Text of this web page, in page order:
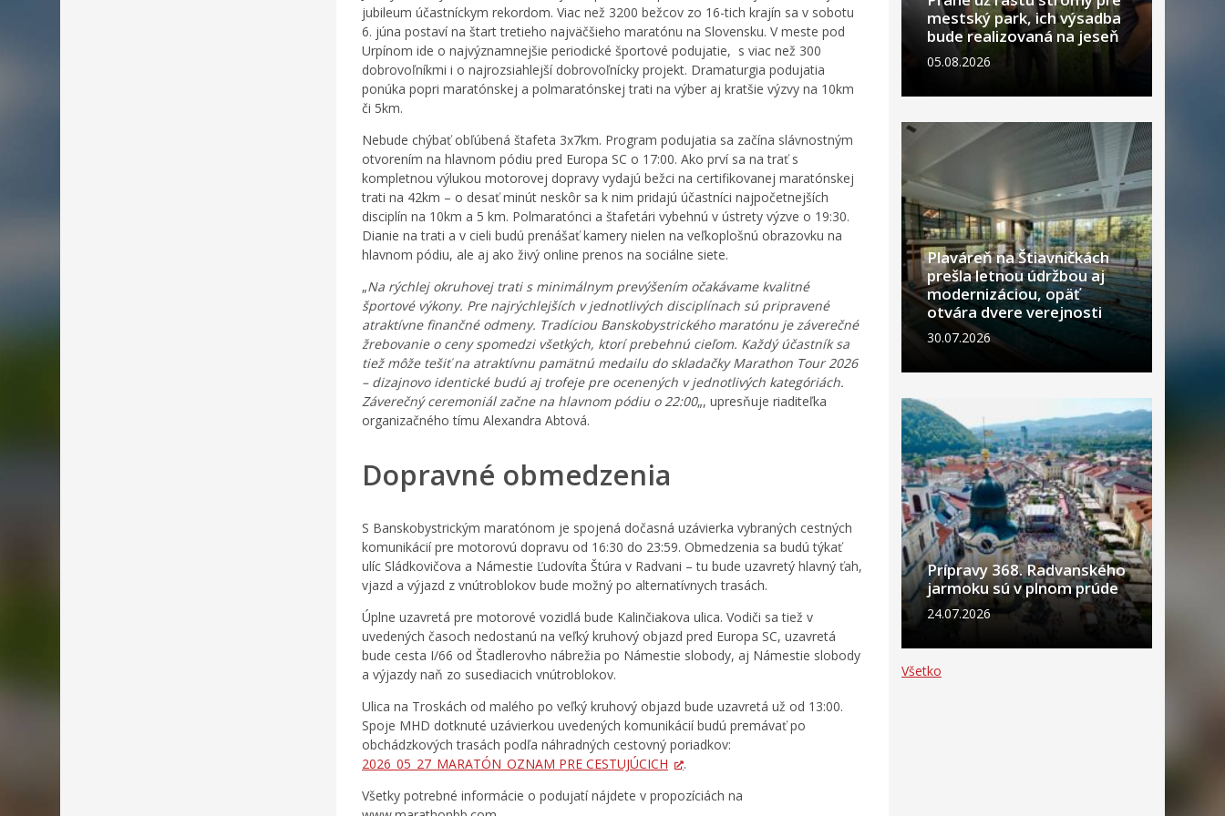
jubileum účastníckym rekordom. Viac než 3200 bežcov zo 16-tich krajín sa v sobotu
6. júna postaví na štart tretieho najväčšieho maratónu na Slovensku. V meste pod
Urpínom ide o najvýznamnejšie periodické športové podujatie, s viac než 300
dobrovoľníkmi i o najrozsiahlejší dobrovoľnícky projekt. Dramaturgia podujatia
ponúka popri maratónskej a polmaratónskej trati na výber aj kratšie výzvy na 10km
či 5km.
Nebude chýbať obľúbená štafeta 3x7km. Program podujatia sa začína slávnostným
otvorením na hlavnom pódiu pred Europa SC o 17:00. Ako prví sa na trať s
kompletnou výlukou motorovej dopravy vydajú bežci na certifikovanej maratónskej
trati na 42km – o desať minút neskôr sa k nim pridajú účastníci najpočetnejších
disciplín na 10km a 5 km. Polmaratónci a štafetári vybehnú v ústrety výzve o 19:30.
Dianie na trati a v cieli budú prenášať kamery nielen na veľkoplošnú obrazovku na
hlavnom pódiu, ale aj ako živý online prenos na sociálne siete.
„Na rýchlej okruhovej trati s minimálnym prevýšením očakávame kvalitné
športové výkony. Pre najrýchlejších v jednotlivých disciplínach sú pripravené
atraktívne finančné odmeny. Tradíciou Banskobystrického maratónu je záverečné
žrebovanie o ceny spomedzi všetkých, ktorí prebehnú cieľom. Každý účastník sa
tiež môže tešiť na atraktívnu pamätnú medailu do skladačky Marathon Tour 2026
– dizajnovo identické budú aj trofeje pre ocenených v jednotlivých kategóriách.
Záverečný ceremoniál začne na hlavnom pódiu o 22:00„, upresňuje riaditeľka
organizačného tímu Alexandra Abtová.
Dopravné obmedzenia
S Banskobystrickým maratónom je spojená dočasná uzávierka vybraných cestných
komunikácií pre motorovú dopravu od 16:30 do 23:59. Obmedzenia sa budú týkať
ulíc Sládkovičova a Námestie Ľudovíta Štúra v Radvani – tu bude uzavretý hlavný ťah,
vjazd a výjazd z vnútroblokov bude možný po alternatívnych trasách.
Úplne uzavretá pre motorové vozidlá bude Kalinčiakova ulica. Vodiči sa tiež v
uvedených časoch nedostanú na veľký kruhový objazd pred Europa SC, uzavretá
bude cesta I/66 od Štadlerovho nábrežia po Námestie slobody, aj Námestie slobody
a výjazdy naň zo susediacich vnútroblokov.
Ulica na Troskách od malého po veľký kruhový objazd bude uzavretá už od 13:00.
Spoje MHD dotknuté uzávierkou uvedených komunikácií budú premávať po
obchádzkových trasách podľa náhradných cestovný poriadkov:
2026_05_27_MARATÓN_OZNAM PRE CESTUJÚCICH
.
Všetky potrebné informácie o podujatí nájdete v propozíciách na
mestský park, ich výsadba
bude realizovaná na jeseň
05.08.2026
Plaváreň na Štiavničkách
prešla letnou údržbou aj
modernizáciou, opäť
otvára dvere verejnosti
30.07.2026
Prípravy 368. Radvanského
jarmoku sú v plnom prúde
24.07.2026
Všetko